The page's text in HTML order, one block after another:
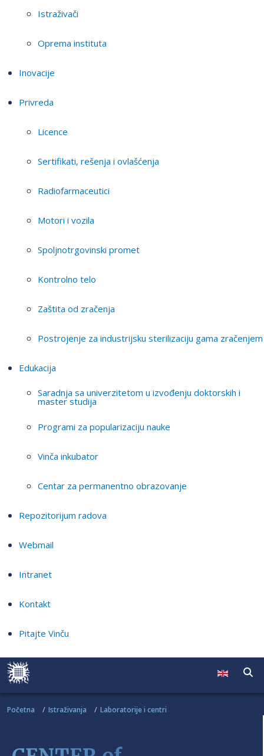
Istraživači
Oprema instituta
Inovacije
Privreda
Licence
Sertifikati, rešenja i ovlašćenja
Radiofarmaceutici
Motori i vozila
Spoljnotrgovinski promet
Kontrolno telo
Zaštita od zračenja
Postrojenje za industrijsku sterilizaciju gama zračenjem
Edukacija
Saradnja sa univerzitetom u izvođenju doktorskih i
master studija
Programi za popularizaciju nauke
Vinča inkubator
Centar za permanentno obrazovanje
Repozitorijum radova
Webmail
Intranet
Kontakt
Pitajte Vinču
Početna Istraživanja Laboratorije i centri